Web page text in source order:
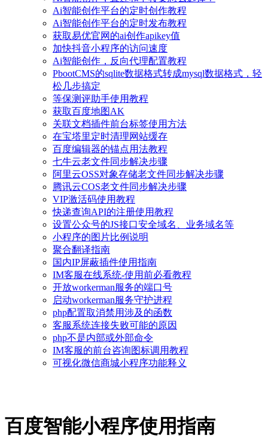
Ai智能创作平台的定时创作教程
Ai智能创作平台的定时发布教程
获取易优官网的ai创作apikey值
加快抖音小程序的访问速度
Ai智能创作，反向代理配置教程
PbootCMS的sqlite数据格式转成mysql数据格式，轻
松几步搞定
等保测评助手使用教程
获取百度地图AK
关联文档插件前台标签使用方法
在宝塔里定时清理网站缓存
百度编辑器的锚点用法教程
七牛云老文件同步解决步骤
阿里云OSS对象存储老文件同步解决步骤
腾讯云COS老文件同步解决步骤
VIP激活码使用教程
快递查询API的注册使用教程
设置公众号的JS接口安全域名、业务域名等
小程序的图片比例说明
聚合翻译指南
国内IP屏蔽插件使用指南
IM客服在线系统-使用前必看教程
开放workerman服务的端口号
启动workerman服务守护进程
php配置取消禁用涉及的函数
客服系统连接失败可能的原因
php不是内部或外部命令
IM客服的前台咨询图标调用教程
可视化微信商城小程序功能释义
百度智能小程序使用指南